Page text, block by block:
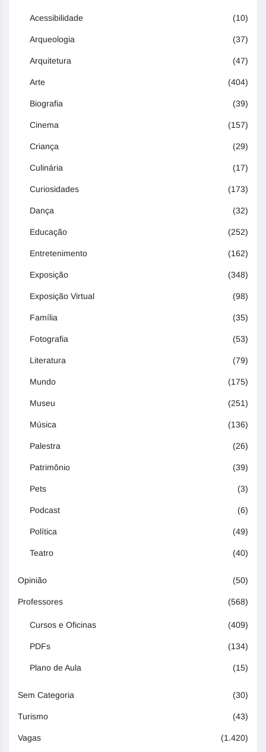
Acessibilidade (10)
Arqueologia (37)
Arquitetura (47)
Arte (404)
Biografia (39)
Cinema (157)
Criança (29)
Culinária (17)
Curiosidades (173)
Dança (32)
Educação (252)
Entretenimento (162)
Exposição (348)
Exposição Virtual (98)
Família (35)
Fotografia (53)
Literatura (79)
Mundo (175)
Museu (251)
Música (136)
Palestra (26)
Patrimônio (39)
Pets (3)
Podcast (6)
Política (49)
Teatro (40)
Opinião (50)
Professores (568)
Cursos e Oficinas (409)
PDFs (134)
Plano de Aula (15)
Sem Categoria (30)
Turismo (43)
Vagas (1.420)